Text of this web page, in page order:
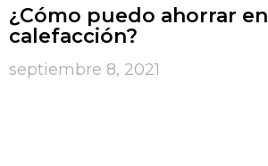
¿Cómo puedo ahorrar en
calefacción?
septiembre 8, 2021